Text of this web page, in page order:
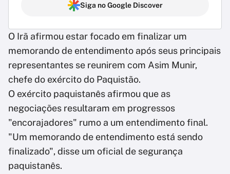
Siga no Google Discover
O Irã afirmou estar focado em finalizar um
memorando de entendimento após seus principais
representantes se reunirem com Asim Munir,
chefe do exército do Paquistão.
O exército paquistanês afirmou que as
negociações resultaram em progressos
"encorajadores" rumo a um entendimento final.
"Um memorando de entendimento está sendo
finalizado", disse um oficial de segurança
paquistanês.